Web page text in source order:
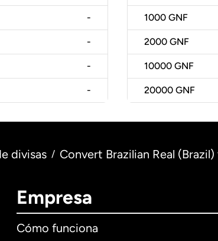
-
-
-
-
1000 GNF
2000 GNF
10000 GNF
20000 GNF
divisas / Convert Brazilian Real
Empresa
Cómo funciona